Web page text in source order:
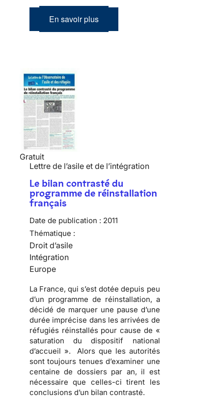
En savoir plus
Gratuit
Lettre de l’asile et de l’intégration
Le bilan contrasté du
programme de réinstallation
français
Date de publication : 2011
Thématique :
Droit d’asile
Intégration
Europe
La France, qui s’est dotée depuis peu
d’un programme de réinstallation, a
décidé de marquer une pause d’une
durée imprécise dans les arrivées de
réfugiés réinstallés pour cause de «
saturation du dispositif national
d’accueil ». Alors que les autorités
sont toujours tenues d’examiner une
centaine de dossiers par an, il est
nécessaire que celles-ci tirent les
conclusions d’un bilan contrasté.